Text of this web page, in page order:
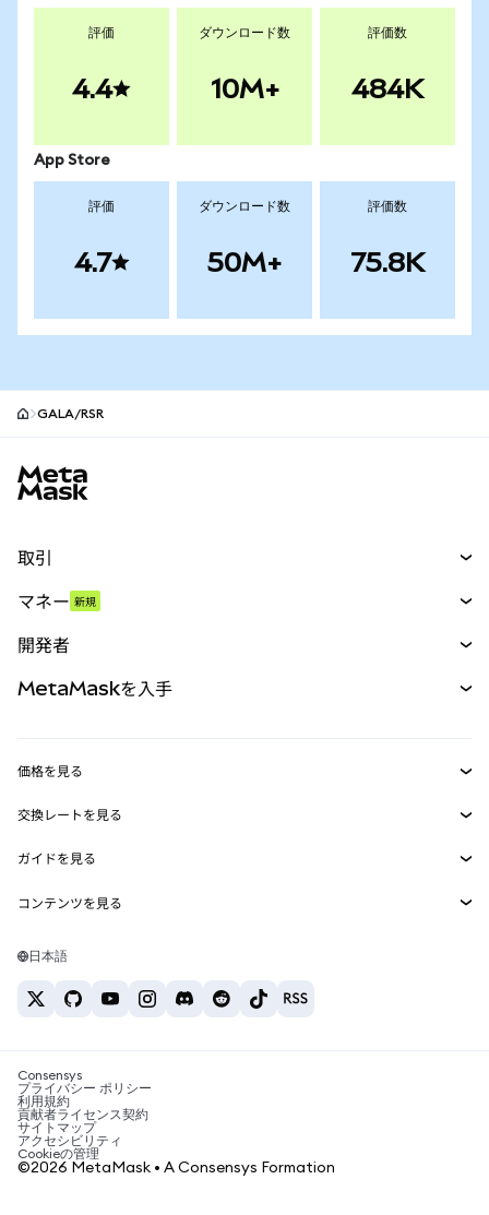
評価
4.4
ダウンロード数
10M+
評価数
484K
App Store
評価
4.7
ダウンロード数
50M+
評価数
75.8K
GALA/RSR
取引
パーペチュアル
RWA
マネー 新規
開発者
MetaMask Connect
Snaps
Web3サービス
MetaMaskを入手
セキュリティ
サポート
キャリア
お問い合わせ
価格を見る
イーサリアムの価格
Solanaの価格
Tetherの価格
交換レートを見る
ETH→USD
USDT→INR
BTC→INR
ETH→USDT
ガイドを見る
ETHの購入
USDTの購入
SHIBの購入
BNBの購入
コンテンツを見る
Solanaウォレット
税制関連ニュース
暗号資産の購入方法は？
ビットコインを売るには？
日本語
Consensys
プライバシー ポリシー
利用規約
貢献者ライセンス契約
サイトマップ
アクセシビリティ
Cookieの管理
©2026 MetaMask • A Consensys Formation